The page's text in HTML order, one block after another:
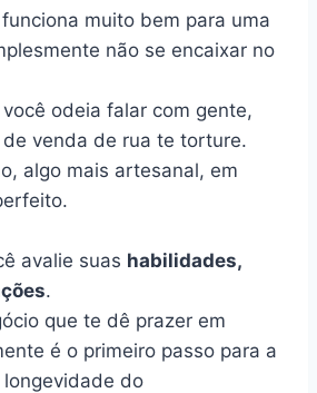
muito bem para uma
não se encaixar no
odeia falar com gente,
venda de rua te torture.
algo mais artesanal, em
avalie suas habilidades,
.
que te dê prazer em
é o primeiro passo para a
do